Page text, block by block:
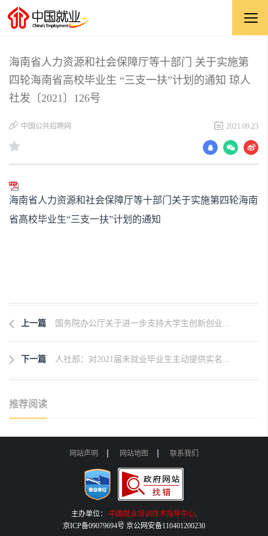
海南省人力资源和社会保障厅等十部门 关于实施第
四轮海南省高校毕业生 “三支一扶”计划的通知 琼人
社发〔2021〕126号
中国公共招聘网 2021.09.23
海南省人力资源和社会保障厅等十部门关于实施第四轮海南
省高校毕业生“三支一扶”计划的通知
上一篇 国务院办公厅关于进一步支持大学生创新创业...
下一篇 人社部：对2021届未就业毕业生主动提供实名...
推荐阅读
网站声明 网站地图 联系我们
主办单位： 中国就业培训技术指导中心.
京ICP备09079694号 京公网安备110401200230